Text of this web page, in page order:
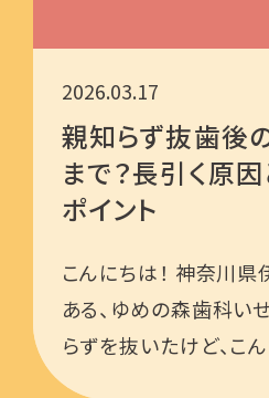
親知らず抜歯後
まで？長引く原
ポイント
2026.03.17
こんにちは！ 神奈川
ある、ゆめの森歯科い
らずを抜いたけど、こ
て…」 …